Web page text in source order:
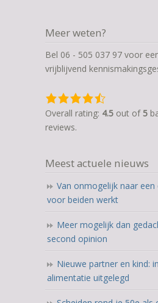
Meer weten?
Bel 06 - 505 037 97 voor
vrijblijvend
4,5
rating
based
ratings
Overall rating: 4.5 out of 5
reviews.
Meest actuele nieuws
Van onmogelijk naar een
voor beiden werkt
Meer mogelijk dan
second opinion
Nieuwe partner en kind:
alimentatie uitgelegd